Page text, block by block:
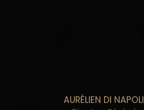
AURÉLIEN DI NAPOLI